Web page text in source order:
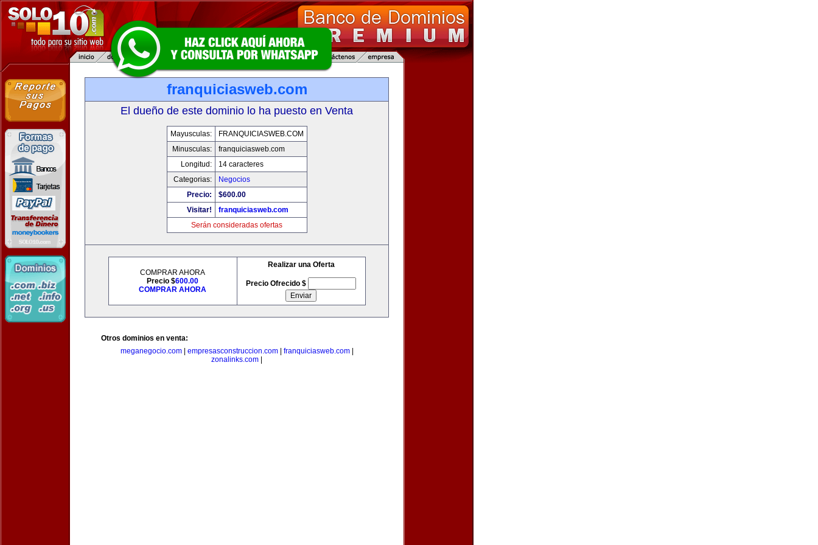
franquiciasweb.com
El dueño de este dominio lo ha puesto en Venta
Mayusculas:
FRANQUICIASWEB.COM
Minusculas:
franquiciasweb.com
Longitud:
14 caracteres
Categorias:
Negocios
Precio:
$600.00
Visitar!
franquiciasweb.com
Serán consideradas ofertas
COMPRAR AHORA
Precio $600.00
COMPRAR AHORA
Realizar una Oferta
Precio Ofrecido $
Otros dominios en venta:
meganegocio.com| empresasconstruccion.com| franquiciasweb.com|
zonalinks.com